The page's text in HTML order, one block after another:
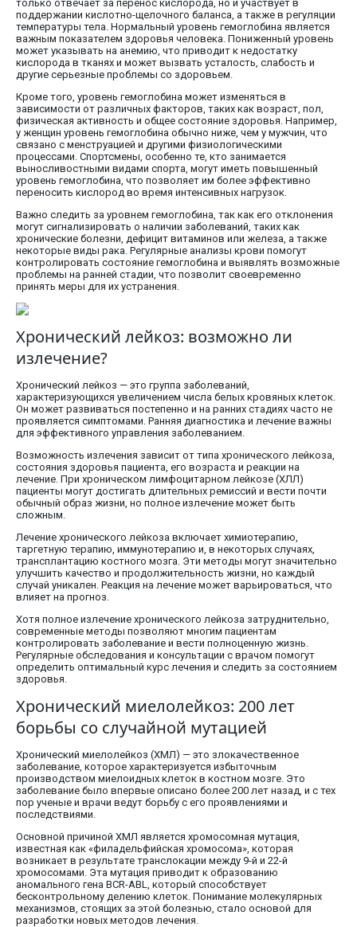
только отвечает за перенос кислорода, но и участвует в
поддержании кислотно-щелочного баланса, а также в регуляции
температуры тела. Нормальный уровень гемоглобина является
важным показателем здоровья человека. Пониженный уровень
может указывать на анемию, что приводит к недостатку
кислорода в тканях и может вызвать усталость, слабость и
другие серьезные проблемы со здоровьем.
Кроме того, уровень гемоглобина может изменяться в
зависимости от различных факторов, таких как возраст, пол,
физическая активность и общее состояние здоровья. Например,
у женщин уровень гемоглобина обычно ниже, чем у мужчин, что
связано с менструацией и другими физиологическими
процессами. Спортсмены, особенно те, кто занимается
выносливостными видами спорта, могут иметь повышенный
уровень гемоглобина, что позволяет им более эффективно
переносить кислород во время интенсивных нагрузок.
Важно следить за уровнем гемоглобина, так как его отклонения
могут сигнализировать о наличии заболеваний, таких как
хронические болезни, дефицит витаминов или железа, а также
некоторые виды рака. Регулярные анализы крови помогут
контролировать состояние гемоглобина и выявлять возможные
проблемы на ранней стадии, что позволит своевременно
принять меры для их устранения.
Хронический лейкоз: возможно ли
излечение?
Хронический лейкоз — это группа заболеваний,
характеризующихся увеличением числа белых кровяных клеток.
Он может развиваться постепенно и на ранних стадиях часто не
проявляется симптомами. Ранняя диагностика и лечение важны
для эффективного управления заболеванием.
Возможность излечения зависит от типа хронического лейкоза,
состояния здоровья пациента, его возраста и реакции на
лечение. При хроническом лимфоцитарном лейкозе (ХЛЛ)
пациенты могут достигать длительных ремиссий и вести почти
обычный образ жизни, но полное излечение может быть
сложным.
Лечение хронического лейкоза включает химиотерапию,
таргетную терапию, иммунотерапию и, в некоторых случаях,
трансплантацию костного мозга. Эти методы могут значительно
улучшить качество и продолжительность жизни, но каждый
случай уникален. Реакция на лечение может варьироваться, что
влияет на прогноз.
Хотя полное излечение хронического лейкоза затруднительно,
современные методы позволяют многим пациентам
контролировать заболевание и вести полноценную жизнь.
Регулярные обследования и консультации с врачом помогут
определить оптимальный курс лечения и следить за состоянием
здоровья.
Хронический миелолейкоз: 200 лет
борьбы со случайной мутацией
Хронический миелолейкоз (ХМЛ) — это злокачественное
заболевание, которое характеризуется избыточным
производством миелоидных клеток в костном мозге. Это
заболевание было впервые описано более 200 лет назад, и с тех
пор ученые и врачи ведут борьбу с его проявлениями и
последствиями.
Основной причиной ХМЛ является хромосомная мутация,
известная как «филадельфийская хромосома», которая
возникает в результате транслокации между 9-й и 22-й
хромосомами. Эта мутация приводит к образованию
аномального гена BCR-ABL, который способствует
бесконтрольному делению клеток. Понимание молекулярных
механизмов, стоящих за этой болезнью, стало основой для
разработки новых методов лечения.